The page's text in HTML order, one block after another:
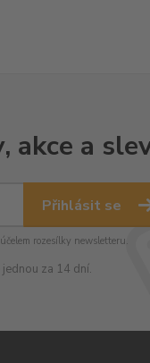
akce a
Přihlásit se
rozesílky newsletteru.
za 14 dní.